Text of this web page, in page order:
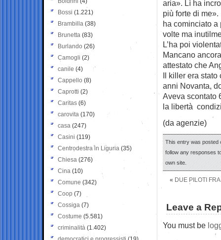
aria». Lì ha
più forte di
ha cominciato a
volte ma
L’ha poi
Mancano
attestato che
Il killer era stato
anni Novanta,
Aveva scontato
la libertà
(da agenzie)
This entry was posted
follow any responses
own site.
« DUE PILOTI
Leave a
You must be
Bossi (1.221)
Brambilla (38)
Brunetta (83)
Burlando (26)
Camogli (2)
canile (4)
Cappello (8)
Caprotti (2)
Caritas (6)
carovita (170)
casa (247)
Casini (119)
Centrodestra in Liguria (35)
Chiesa (276)
Cina (10)
Comune (342)
Coop (7)
Cossiga (7)
Costume (5.581)
criminalità (1.402)